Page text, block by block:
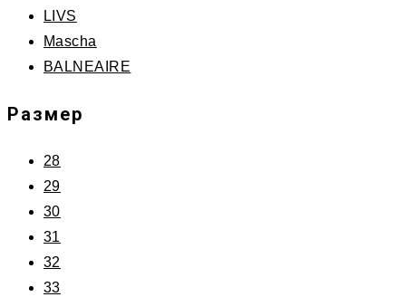
LIVS
Mascha
BALNEAIRE
Размер
28
29
30
31
32
33